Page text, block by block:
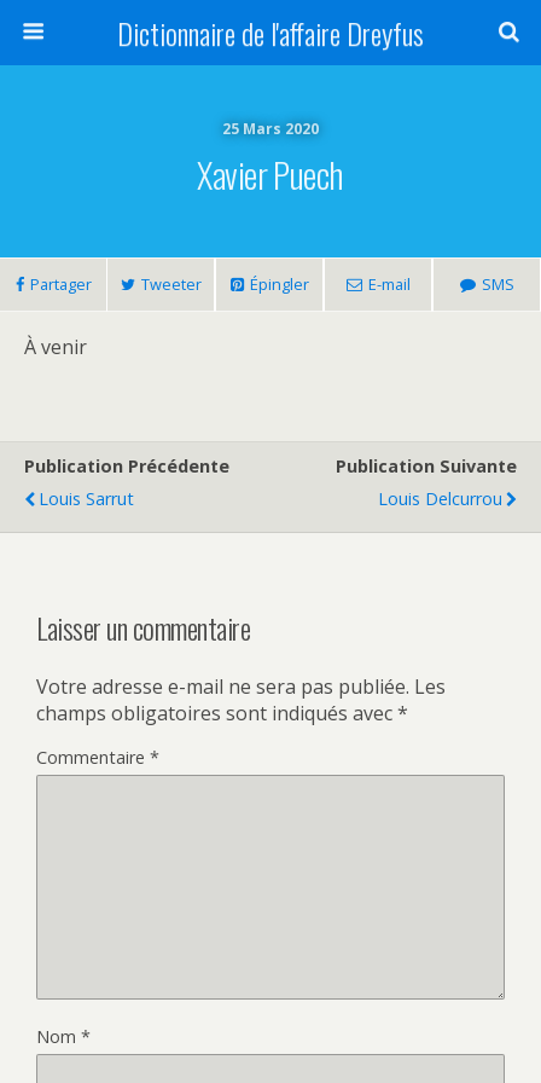
Dictionnaire de l'affaire Dreyfus
25 Mars 2020
Xavier Puech
Partager Tweeter Épingler E-mail SMS
À venir
Publication Précédente
Louis Sarrut
Publication Suivante
Louis Delcurrou
Laisser un commentaire
Votre adresse e-mail ne sera pas publiée. Les
champs obligatoires sont indiqués avec*
Commentaire *
Nom *